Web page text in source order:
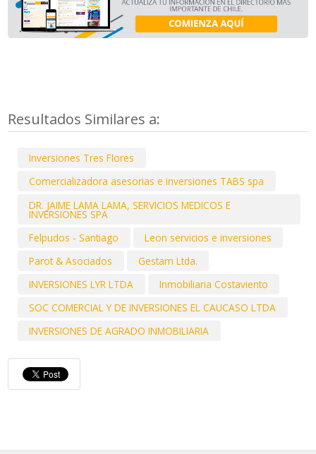
Resultados Similares a:
Inversiones Tres Flores
Comercializadora asesorias e inversiones TABS spa
DR. JAIME LAMA LAMA, SERVICIOS MEDICOS E
INVERSIONES SPA
Felpudos - Santiago
Leon servicios e inversiones
Parot & Asociados
Gestam Ltda.
INVERSIONES LYR LTDA
Inmobiliaria Costaviento
SOC COMERCIAL Y DE INVERSIONES EL CAUCASO LTDA
INVERSIONES DE AGRADO INMOBILIARIA